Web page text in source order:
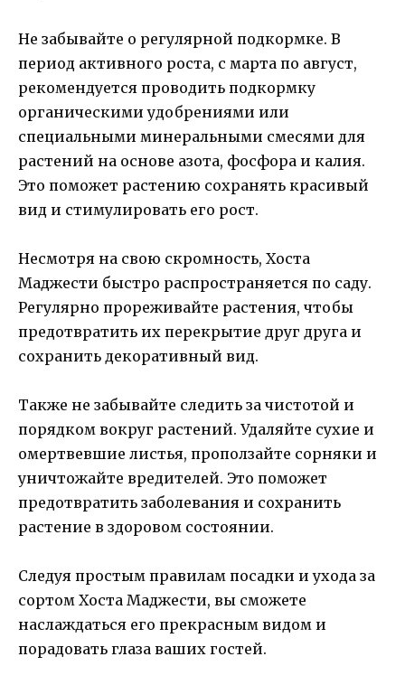
Не забывайте о регулярной подкормке. В
период активного роста, с марта по август,
рекомендуется проводить подкормку
органическими удобрениями или
специальными минеральными смесями для
растений на основе азота, фосфора и калия.
Это поможет растению сохранять красивый
вид и стимулировать его рост.
Несмотря на свою скромность, Хоста
Маджести быстро распространяется по саду.
Регулярно прореживайте растения, чтобы
предотвратить их перекрытие друг друга и
сохранить декоративный вид.
Также не забывайте следить за чистотой и
порядком вокруг растений. Удаляйте сухие и
омертвевшие листья, проползайте сорняки и
уничтожайте вредителей. Это поможет
предотвратить заболевания и сохранить
растение в здоровом состоянии.
Следуя простым правилам посадки и ухода за
сортом Хоста Маджести, вы сможете
наслаждаться его прекрасным видом и
порадовать глаза ваших гостей.